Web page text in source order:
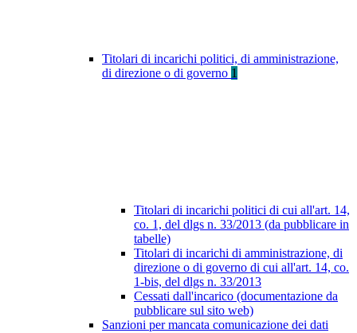
Titolari di incarichi politici, di amministrazione,
di direzione o di governo 1
Titolari di incarichi politici di cui all'art. 14,
co. 1, del dlgs n. 33/2013 (da pubblicare in
tabelle)
Titolari di incarichi di amministrazione, di
direzione o di governo di cui all'art. 14, co.
1-bis, del dlgs n. 33/2013
Cessati dall'incarico (documentazione da
pubblicare sul sito web)
Sanzioni per mancata comunicazione dei dati